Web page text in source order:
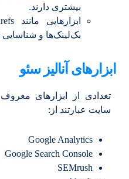
بیشتری دارند.
بک‌لینک‌ها و
ابزارهای آنالیز سئو
تعدادی از ابزارهای
سایت عبارتند از:
Google Analytics
Google Search Console
SEMrush